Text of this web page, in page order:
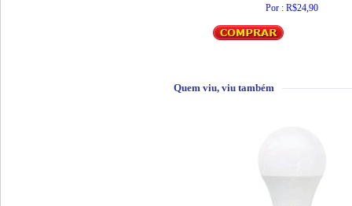
Por : R$24,90
Quem viu, viu também